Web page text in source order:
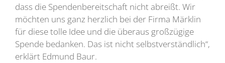
dass die Spendenbereitschaft nicht abreißt. Wir
möchten uns ganz herzlich bei der Firma Märklin
für diese tolle Idee und die überaus großzügige
Spende bedanken. Das ist nicht selbstverständlich“,
erklärt Edmund Baur.